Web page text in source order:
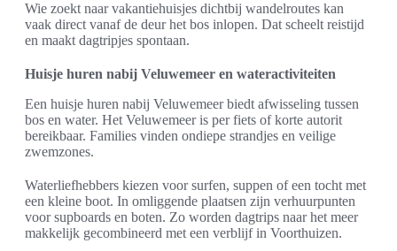
Wie zoekt naar vakantiehuisjes dichtbij wandelroutes kan
vaak direct vanaf de deur het bos inlopen. Dat scheelt reistijd
en maakt dagtripjes spontaan.
Huisje huren nabij Veluwemeer en wateractiviteiten
Een huisje huren nabij Veluwemeer biedt afwisseling tussen
bos en water. Het Veluwemeer is per fiets of korte autorit
bereikbaar. Families vinden ondiepe strandjes en veilige
zwemzones.
Waterliefhebbers kiezen voor surfen, suppen of een tocht met
een kleine boot. In omliggende plaatsen zijn verhuurpunten
voor supboards en boten. Zo worden dagtrips naar het meer
makkelijk gecombineerd met een verblijf in Voorthuizen.